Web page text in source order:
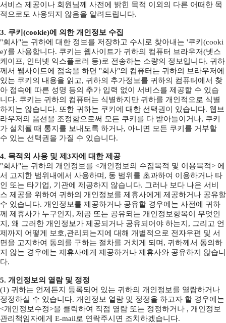
서비스 제공이나 회원님께 사전에 밝힌 목적 이외의 다른 어떠한 목
적으로도 사용되지 않음을 알려드립니다.
3. 쿠키(cookie)에 의한 개인정보 수집
"회사"는 귀하에 대한 정보를 저장하고 수시로 찾아내는 '쿠키(cooki
e)'를 사용합니다. 쿠키는 웹사이트가 귀하의 컴퓨터 브라우저(넷스
케이프, 인터넷 익스플로러 등)로 전송하는 소량의 정보입니다. 귀하
께서 웹사이트에 접속을 하면 "회사"의 컴퓨터는 귀하의 브라우저에
있는 쿠키의 내용을 읽고, 귀하의 추가정보를 귀하의 컴퓨터에서 찾
아 접속에 따른 성명 등의 추가 입력 없이 서비스를 제공할 수 있습
니다. 쿠키는 귀하의 컴퓨터는 식별하지만 귀하를 개인적으로 식별
하지는 않습니다. 또한 귀하는 쿠키에 대한 선택권이 있습니다. 웹브
라우저의 옵션을 조정함으로써 모든 쿠키를 다 받아들이거나, 쿠키
가 설치될 때 통지를 보내도록 하거나, 아니면 모든 쿠키를 거부할
수 있는 선택권을 가질 수 있습니다.
4. 목적외 사용 및 제3자에 대한 제공
"회사"는 귀하의 개인정보를 <개인정보의 수집목적 및 이용목적> 에
서 고지한 범위내에서 사용하며, 동 범위를 초과하여 이용하거나 타
인 또는 타기업, 기관에 제공하지 않습니다. 그러나 보다 나은 서비
스 제공을 위하여 귀하의 개인정보를 제휴사에게 제공하거나 공유할
수 있습니다. 개인정보를 제공하거나 공유할 경우에는 사전에 귀하
께 제휴사가 누구인지, 제공 또는 공유되는 개인정보항목이 무엇인
지, 왜 그러한 개인정보가 제공되거나 공유되어야 하는지, 그리고 언
제까지 어떻게 보호,관리되는지에 대해 개별적으로 전자우편 및 서
면을 고지하여 동의를 구하는 절차를 거치게 되며, 귀하께서 동의하
지 않는 경우에는 제휴사에게 제공하거나 제휴사와 공유하지 않습니
다.
5. 개인정보의 열람 및 정정
(1) 귀하는 언제든지 등록되어 있는 귀하의 개인정보를 열람하거나
정정하실 수 있습니다. 개인정보 열람 및 정정을 하고자 할 경우에는
<개인정보수정>을 클릭하여 직접 열람 또는 정정하거나 , 개인정보
관리책임자에게 E-mail로 연락주시면 조치하겠습니다.